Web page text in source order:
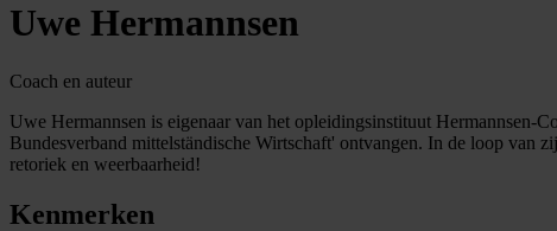
Uwe Hermannsen
Coach en auteur
Uwe Hermannsen is eigenaar van het opleidingsinstituut Hermannsen-
Bundesverband mittelständische Wirtschaft' ontvangen. In de loop van
retoriek en weerbaarheid!
Kenmerken